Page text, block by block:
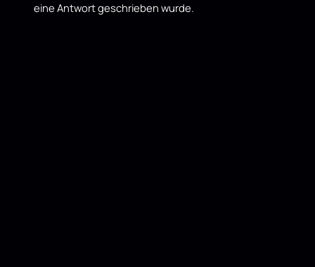
eine Antwort geschrieben wurde.